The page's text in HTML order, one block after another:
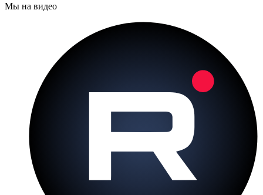
Мы на видео